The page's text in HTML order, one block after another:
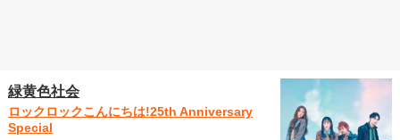
緑黄色社会
ロックロックこんにちは!25th Anniversary
Special